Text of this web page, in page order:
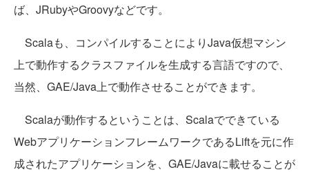
ば、JRubyやGroovyなどです。
Scalaも、コンパイルすることによりJava仮想マシン
上で動作するクラスファイルを生成する言語ですので、
当然、GAE/Java上で動作させることができます。
Scalaが動作するということは、Scalaでできている
WebアプリケーションフレームワークであるLiftを元に作
成されたアプリケーションを、GAE/Javaに載せることが